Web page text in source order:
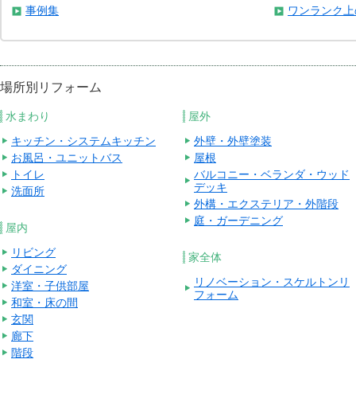
事例集 ワンランク
場所別リフォーム
水まわり
キッチン・システムキッチン
お風呂・ユニットバス
トイレ
洗面所
屋内
リビング
ダイニング
洋室・子供部屋
和室・床の間
玄関
廊下
階段
屋外
外壁・外壁塗装
屋根
バルコニー・ベランダ・ウッド
デッキ
外構・エクステリア・外階段
庭・ガーデニング
家全体
リノベーション・スケルトンリ
フォーム